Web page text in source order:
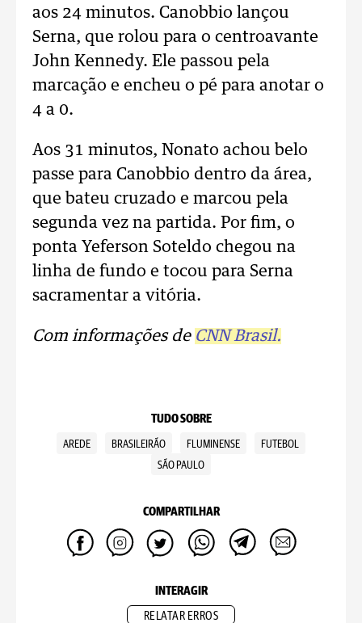
aos 24 minutos. Canobbio lançou
Serna, que rolou para o centroavante
John Kennedy. Ele passou pela
marcação e encheu o pé para anotar o
4 a 0.
Aos 31 minutos, Nonato achou belo
passe para Canobbio dentro da área,
que bateu cruzado e marcou pela
segunda vez na partida. Por fim, o
ponta Yeferson Soteldo chegou na
linha de fundo e tocou para Serna
sacramentar a vitória.
Com informações de CNN Brasil.
TUDO SOBRE
AREDE BRASILEIRÃO FLUMINENSE
FUTEBOL
SÃO PAULO
COMPARTILHAR
INTERAGIR
RELATAR ERROS